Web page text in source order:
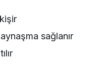
sağlanır